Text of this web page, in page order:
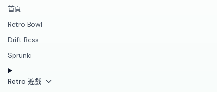
首頁
Retro Bowl
Drift Boss
Sprunki
Retro 遊戲